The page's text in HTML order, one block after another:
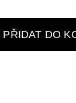
PŘIDAT DO